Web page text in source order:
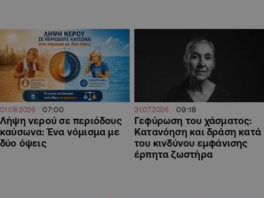
01.08.2026 07:00
Λήψη νερού σε περιόδους
καύσωνα: Ένα νόμισμα με
δύο όψεις
31.07.2026 09:18
Γεφύρωση του χάσματος:
Κατανόηση και δράση κατά
του κινδύνου εμφάνισης
έρπητα ζωστήρα